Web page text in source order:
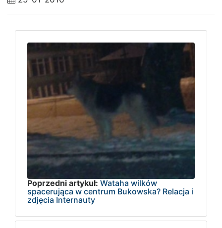
Poprzedni artykuł: Wataha wilków
spacerująca w centrum Bukowska? Relacja i
zdjęcia Internauty